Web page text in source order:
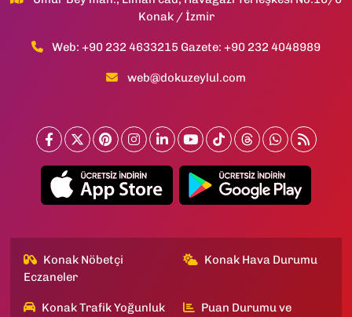
Konak / İzmir
Web: +90 232 4633215 Gazete: +90 232 4048989
web@dokuzeylul.com
Konak Nöbetçi
Eczaneler
Konak Hava Durumu
Konak Trafik Yoğunluk
Puan Durumu ve